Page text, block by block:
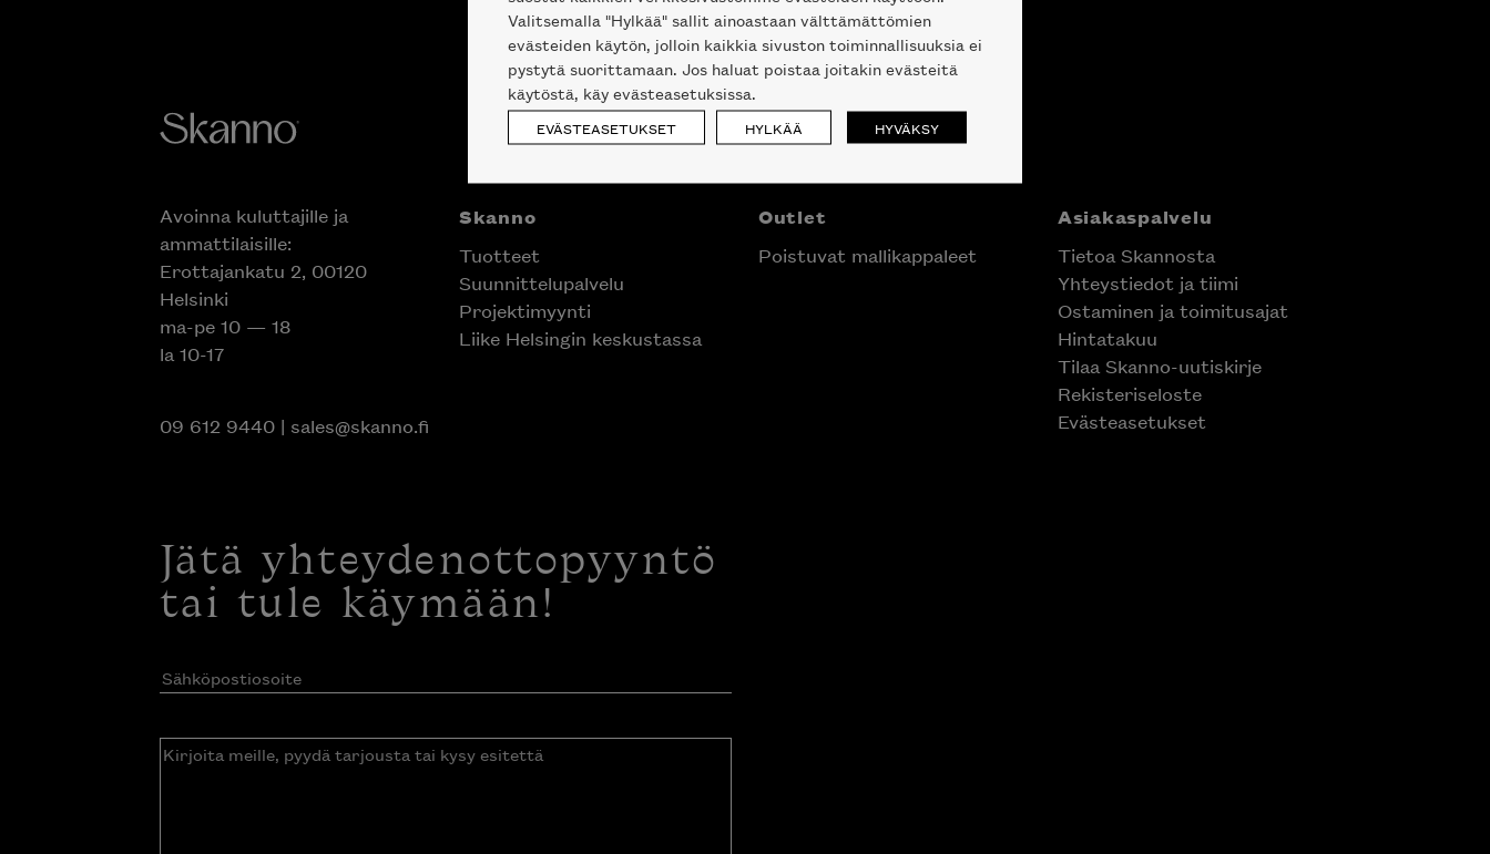
Avoinna kuluttajille ja
ammattilaisille:
Erottajankatu 2, 00120
Helsinki
ma-pe 10 — 18
la 10-17
09 612 9440| sales@skanno.fi
Skanno
Tuotteet
Suunnittelupalvelu
Projektimyynti
Liike Helsingin keskustassa
Outlet
Poistuvat mallikappaleet
Asiakaspalvelu
Tietoa Skannosta
Yhteystiedot ja tiimi
Ostaminen ja toimitusajat
Hintatakuu
Tilaa Skanno-uutiskirje
Rekisteriseloste
Evästeasetukset
Jätä yhteydenottopyyntö
tai tule käymään!
Sähköpostiosoite(Pakollinen)
Kirjoita
Valitsemalla "Hylkää" sallit ainoastaan välttämättömien
evästeiden käytön, jolloin kaikkia sivuston toiminnallisuuksia ei
pystytä suorittamaan. Jos haluat poistaa joitakin evästeitä
käytöstä, käy evästeasetuksissa.
EVÄSTEASETUKSET HYLKÄÄ HYVÄKSY